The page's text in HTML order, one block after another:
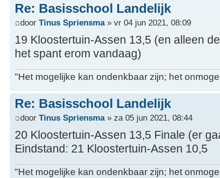
Re: Basisschool Landelijk
door Tinus Spriensma» vr 04 jun 2021, 08:09
19 Kloostertuin-Assen 13,5 (en alleen
het spant erom vandaag)
"Het mogelijke kan ondenkbaar zijn; het
Re: Basisschool Landelijk
door Tinus Spriensma» za 05 jun 2021, 08:44
20 Kloostertuin-Assen 13,5 Finale (er
Eindstand: 21 Kloostertuin-Assen 10,5
"Het mogelijke kan ondenkbaar zijn; het